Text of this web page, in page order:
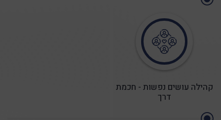
נטוורקינג ראשון לציון 27/10/26
תאריך : 27/10/2026
קהילה עושים נפשות - חכמת
דרך